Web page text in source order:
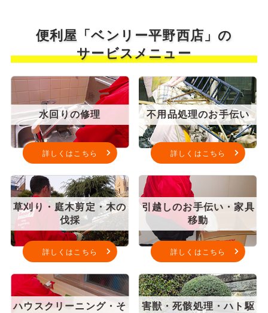
便利屋「ベンリー平野西店」の
サービスメニュー
水回りの修理
詳しくはこちら
不用品処理のお手伝い
詳しくはこちら
草刈り・庭木剪定・木の
伐採
詳しくはこちら
引越しのお手伝い・家具
移動
詳しくはこちら
ハウスクリーニング・そ
害獣・死骸処理・ハト駆